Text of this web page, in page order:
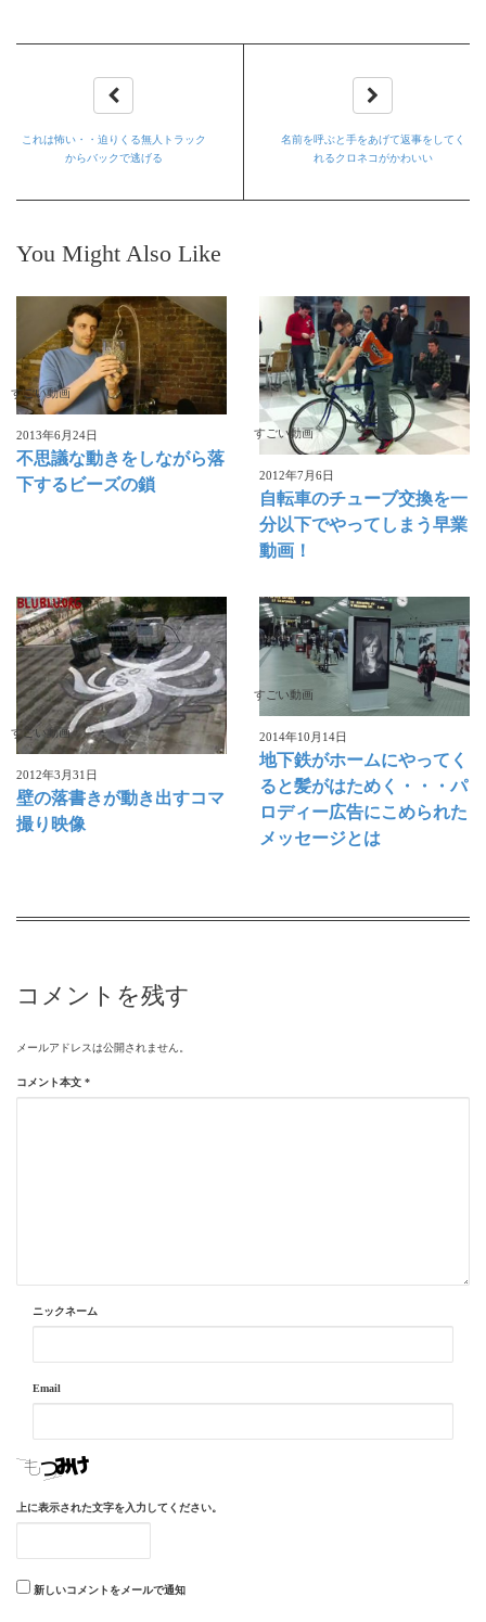
これは怖い・・迫りくる無人トラック
からバックで逃げる
名前を呼ぶと手をあげて返事をしてく
れるクロネコがかわいい
You Might Also Like
すごい動画
2013年6月24日
不思議な動きをしながら落
下するビーズの鎖
すごい動画
2012年7月6日
自転車のチューブ交換を一
分以下でやってしまう早業
動画！
すごい動画
2012年3月31日
壁の落書きが動き出すコマ
撮り映像
すごい動画
2014年10月14日
地下鉄がホームにやってく
ると髪がはためく・・・パ
ロディー広告にこめられた
メッセージとは
コメントを残す
メールアドレスは公開されません。
コメント本文 *
ニックネーム
Email
上に表示された文字を入力してください。
新しいコメントをメールで通知